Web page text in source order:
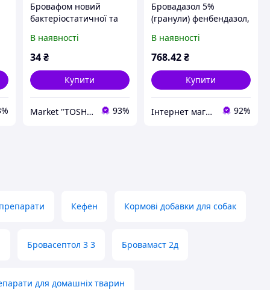
Бровафом новий
бактеріостатичної та
В наявності
34 ₴
Купити
Market "TOSHA" 93%
Бровадазол 5%
(гранули) фенбендазол,
В наявності
768.42₴
Купити
Інтернет магазин зоотоварів ZverOk.in.ua 92%
Кефен Кормові добавки для собак
Бровасептол 3 3 Бровамаст 2д
для домашніх тварин